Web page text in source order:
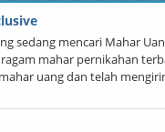
sedang mencari Mahar
mahar pernikahan
uang dan telah